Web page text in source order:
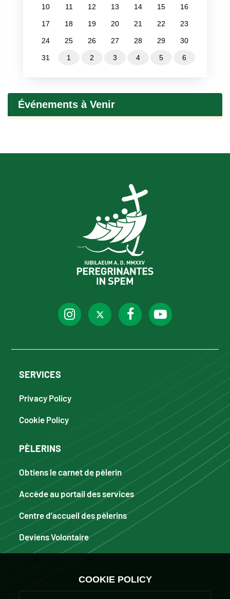
10 11 12 13 14 15 16
17 18 19 20 21 22 23
24 25 26 27 28 29 30
31 1 2 3 4 5 6
Événements à Venir
SERVICES
Privacy Policy
Cookie Policy
PÈLERINS
Obtiens le carnet de pèlerin
Accède au portail des services
Centre d’accueil des pèlerins
Deviens Volontaire
COOKIE POLICY